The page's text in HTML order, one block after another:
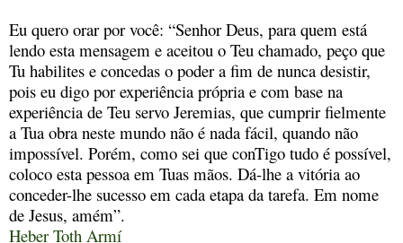
Eu quero orar por você: “Senhor Deus, para quem está
lendo esta mensagem e aceitou o Teu chamado, peço que
Tu habilites e concedas o poder a fim de nunca desistir,
pois eu digo por experiência própria e com base na
experiência de Teu servo Jeremias, que cumprir fielmente
a Tua obra neste mundo não é nada fácil, quando não
impossível. Porém, como sei que conTigo tudo é possível,
coloco esta pessoa em Tuas mãos. Dá-lhe a vitória ao
conceder-lhe sucesso em cada etapa da tarefa. Em nome
de Jesus, amém”.
Heber Toth Armí